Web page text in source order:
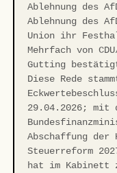
Ablehnung des
Ablehnung des
Union ihr
Mehrfach von
Gutting bestätigt
Diese Rede
29.04.2026; mit
Abschaffung
Steuerreform
hat im Kabinett